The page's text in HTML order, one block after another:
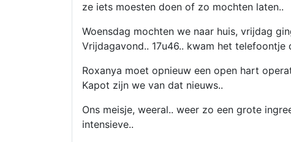
ze iets moesten doen of zo mochten laten..
Woensdag mochten we naar huis, vrijdag
Vrijdagavond.. 17u46.. kwam het
Roxanya moet opnieuw een open hart
Kapot zijn we van dat nieuws..
Ons meisje, weeral.. weer zo een grote
intensieve..